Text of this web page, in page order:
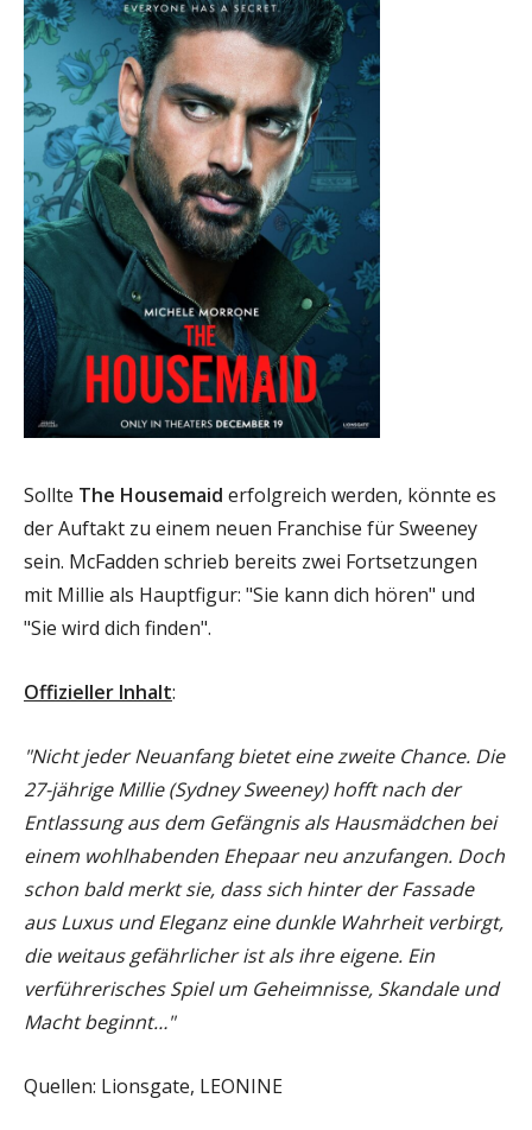
Sollte The Housemaid erfolgreich werden, könnte es
der Auftakt zu einem neuen Franchise für Sweeney
sein. McFadden schrieb bereits zwei Fortsetzungen
mit Millie als Hauptfigur: "Sie kann dich hören" und
"Sie wird dich finden".
Offizieller Inhalt:
"Nicht jeder Neuanfang bietet eine zweite Chance. Die
27-jährige Millie (Sydney Sweeney) hofft nach der
Entlassung aus dem Gefängnis als Hausmädchen bei
einem wohlhabenden Ehepaar neu anzufangen. Doch
schon bald merkt sie, dass sich hinter der Fassade
aus Luxus und Eleganz eine dunkle Wahrheit verbirgt,
die weitaus gefährlicher ist als ihre eigene. Ein
verführerisches Spiel um Geheimnisse, Skandale und
Macht beginnt…"
Quellen: Lionsgate, LEONINE